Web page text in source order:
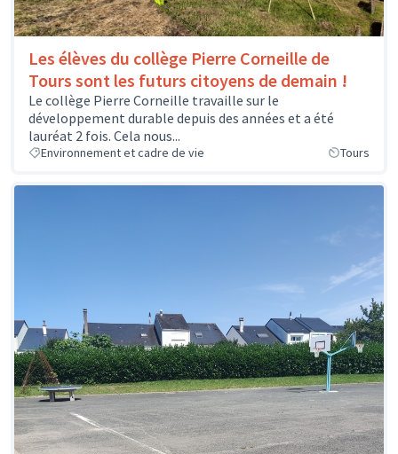
Les élèves du collège Pierre Corneille de
Tours sont les futurs citoyens de demain !
Le collège Pierre Corneille travaille sur le
développement durable depuis des années et a été
lauréat 2 fois. Cela nous...
Environnement et cadre de vie Tours